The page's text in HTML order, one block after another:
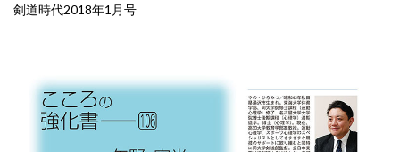
剣道時代2018年1月号